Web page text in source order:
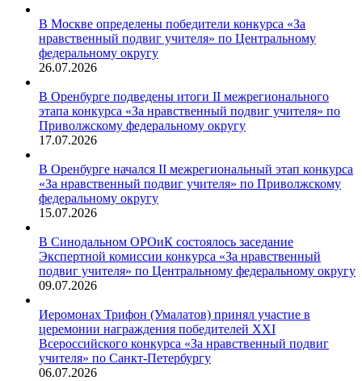
В Москве определены победители конкурса «За
нравственный подвиг учителя» по Центральному
федеральному округу
26.07.2026
В Оренбурге подведены итоги II межрегионального
этапа конкурса «За нравственный подвиг учителя» по
Приволжскому федеральному округу
17.07.2026
В Оренбурге начался II межрегиональный этап конкурса
«За нравственный подвиг учителя» по Приволжскому
федеральному округу
15.07.2026
В Синодальном ОРОиК состоялось заседание
Экспертной комиссии конкурса «За нравственный
подвиг учителя» по Центральному федеральному округу
09.07.2026
Иеромонах Трифон (Умалатов) принял участие в
церемонии награждения победителей XXI
Всероссийского конкурса «За нравственный подвиг
учителя» по Санкт-Петербургу
06.07.2026